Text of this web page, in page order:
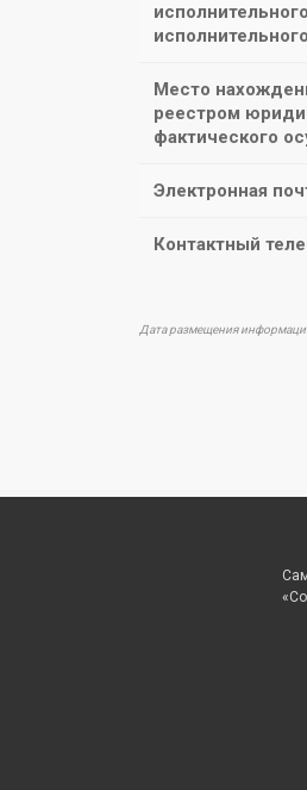
Место
реестром
фактического
Электронная
Контактный
Дата размещения